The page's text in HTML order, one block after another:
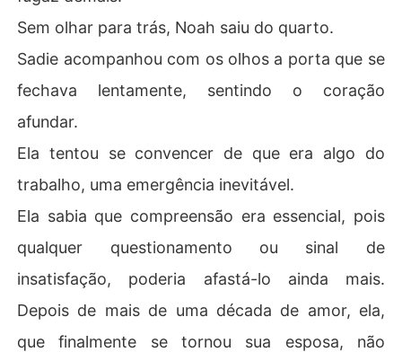
Sem olhar para trás, Noah saiu do quarto.
Sadie acompanhou com os olhos a porta que se
fechava lentamente, sentindo o coração
afundar.
Ela tentou se convencer de que era algo do
trabalho, uma emergência inevitável.
Ela sabia que compreensão era essencial, pois
qualquer questionamento ou sinal de
insatisfação, poderia afastá-lo ainda mais.
Depois de mais de uma década de amor, ela,
que finalmente se tornou sua esposa, não